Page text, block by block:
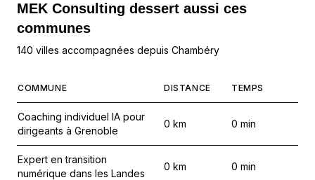
MEK Consulting dessert aussi ces
communes
140 villes accompagnées depuis Chambéry
COMMUNE DISTANCE TEMPS
Coaching individuel IA pour
dirigeants à Grenoble
0 km 0 min
Expert en transition
numérique dans les Landes
0 km 0 min